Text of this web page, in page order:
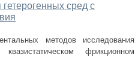
сред с
методов исследования
фрикционном